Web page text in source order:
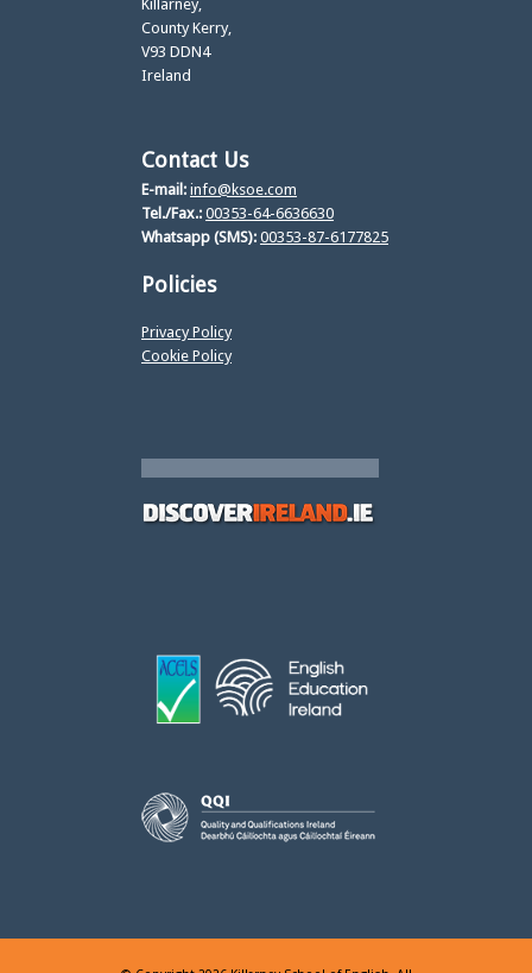
Killarney,
County Kerry,
V93 DDN4
Ireland
Contact Us
E-mail: info@ksoe.com
Tel./Fax.: 00353-64-6636630
Whatsapp (SMS): 00353-87-6177825
Policies
Privacy Policy
Cookie Policy